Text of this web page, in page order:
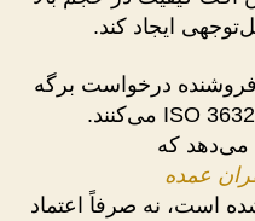
ایجاد کند.
فروشنده درخواست برگه
می‌دهد که
عمده
است، نه صرفاً اعتماد